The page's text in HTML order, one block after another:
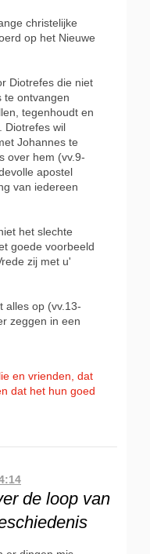
christelijke
op het Nieuwe
Diotrefes die niet
te ontvangen
tegenhoudt en
Diotrefes wil
Johannes te
over hem (vv.9-
apostel
van iedereen
het slechte
goede voorbeeld
zij met u'
alles op (vv.13-
zeggen in een
en vrienden, dat
dat het hun goed
de loop van